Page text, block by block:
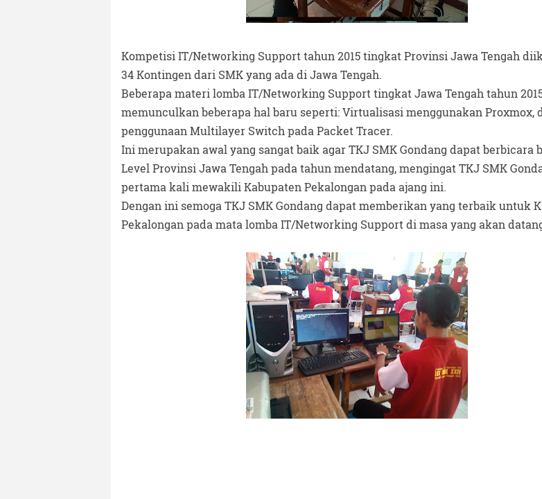
Kompetisi IT/Networking Support tahun 2015 tingkat Provinsi Jawa Tengah
34 Kontingen dari SMK yang ada di Jawa Tengah.
Beberapa materi lomba IT/Networking Support tingkat Jawa Tengah tahun
memunculkan beberapa hal baru seperti: Virtualisasi menggunakan Proxmox,
penggunaan Multilayer Switch pada Packet Tracer.
Ini merupakan awal yang sangat baik agar TKJ SMK Gondang dapat berbicara
Level Provinsi Jawa Tengah pada tahun mendatang, mengingat TKJ SMK
pertama kali mewakili Kabupaten Pekalongan pada ajang ini.
Dengan ini semoga TKJ SMK Gondang dapat memberikan yang terbaik untuk
Pekalongan pada mata lomba IT/Networking Support di masa yang akan